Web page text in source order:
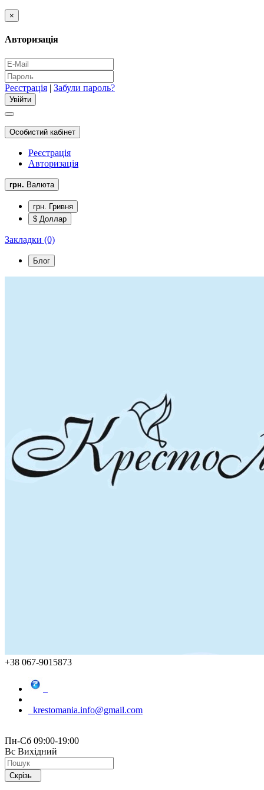
×
Авторизація
Реєстрація | Забули пароль?
Особистий кабінет
Реєстрація
Авторизація
грн. Валюта
грн. Гривня
$ Доллар
Закладки (0)
Блог
+38 067-9015873
krestomania.info@gmail.com
Пн-Сб 09:00-19:00
Вс Вихідний
Скрізь